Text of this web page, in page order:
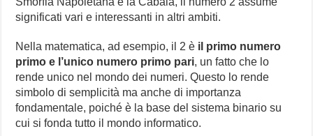
significati vari e interessanti in altri ambiti.
Nella matematica, ad esempio, il 2 è il primo numero
primo e l’unico numero primo pari, un fatto che lo
rende unico nel mondo dei numeri. Questo lo rende
simbolo di semplicità ma anche di importanza
fondamentale, poiché è la base del sistema binario su
cui si fonda tutto il mondo informatico.